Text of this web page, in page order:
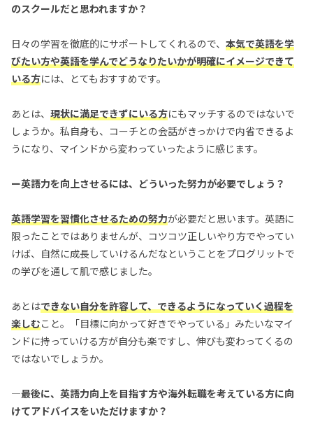
のスクールだと思われますか？
日々の学習を徹底的にサポートしてくれるので、 本気で英語を学
びたい方や英語を学んでどうなりたいかが明確にイメージできて
いる方には、とてもおすすめです。
あとは、 現状に満足できずにいる方にもマッチするのではないで
しょうか。私自身も、コーチとの会話がきっかけで内省できるよ
うになり、マインドから変わっていったように感じます。
ー英語力を向上させるには、どういった努力が必要でしょう？
英語学習を習慣化させるための努力が必要だと思います。英語に
限ったことではありませんが、コツコツ正しいやり方でやってい
けば、自然に成長していけるんだなということをプログリットで
の学びを通して肌で感じました。
あとはできない自分を許容して、できるようになっていく過程を
楽しむこと。「目標に向かって好きでやっている」みたいなマイ
ンドに持っていける方が自分も楽ですし、伸びも変わってくるの
ではないでしょうか。
—最後に、英語力向上を目指す方や海外転職を考えている方に向
けてアドバイスをいただけますか？